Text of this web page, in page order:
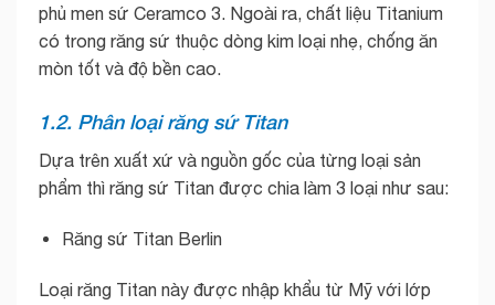
phủ men sứ Ceramco 3. Ngoài ra, chất liệu Titanium
có trong răng sứ thuộc dòng kim loại nhẹ, chống ăn
mòn tốt và độ bền cao.
1.2. Phân loại răng sứ Titan
Dựa trên xuất xứ và nguồn gốc của từng loại sản
phẩm thì răng sứ Titan được chia làm 3 loại như sau:
Răng sứ Titan Berlin
Loại răng Titan này được nhập khẩu từ Mỹ với lớp